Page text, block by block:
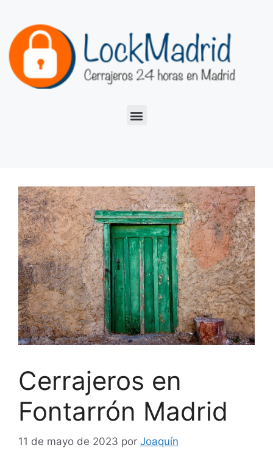
Cerrajeros en
Fontarrón Madrid
11 de mayo de 2023 por Joaquín